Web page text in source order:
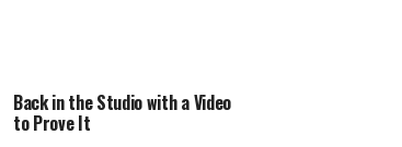
Back in the Studio with a Video
to Prove It